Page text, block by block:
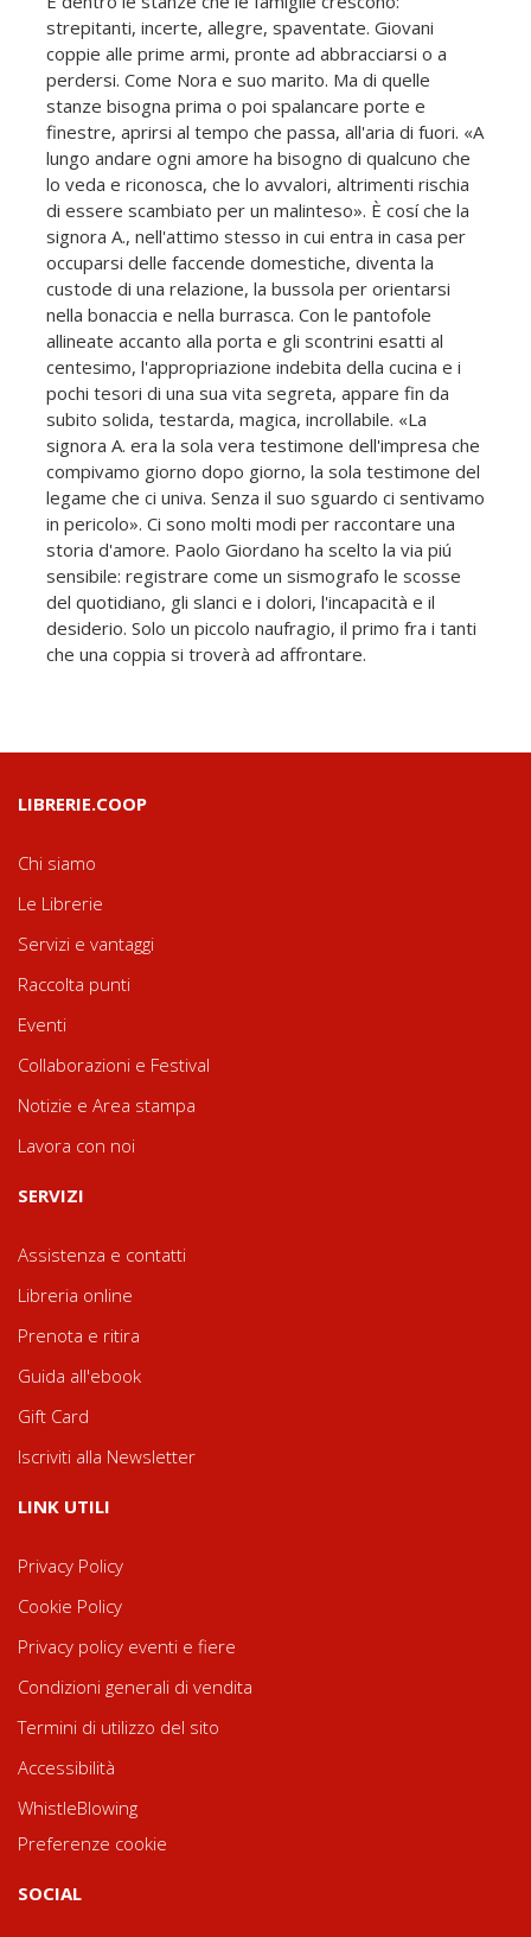
strepitanti, incerte, allegre, spaventate. Giovani
coppie alle prime armi, pronte ad abbracciarsi o a
perdersi. Come Nora e suo marito. Ma di quelle
stanze bisogna prima o poi spalancare porte e
finestre, aprirsi al tempo che passa, all'aria di fuori. «A
lungo andare ogni amore ha bisogno di qualcuno che
lo veda e riconosca, che lo avvalori, altrimenti rischia
di essere scambiato per un malinteso». È cosí che la
signora A., nell'attimo stesso in cui entra in casa per
occuparsi delle faccende domestiche, diventa la
custode di una relazione, la bussola per orientarsi
nella bonaccia e nella burrasca. Con le pantofole
allineate accanto alla porta e gli scontrini esatti al
centesimo, l'appropriazione indebita della cucina e i
pochi tesori di una sua vita segreta, appare fin da
subito solida, testarda, magica, incrollabile. «La
signora A. era la sola vera testimone dell'impresa che
compivamo giorno dopo giorno, la sola testimone del
legame che ci univa. Senza il suo sguardo ci sentivamo
in pericolo». Ci sono molti modi per raccontare una
storia d'amore. Paolo Giordano ha scelto la via piú
sensibile: registrare come un sismografo le scosse
del quotidiano, gli slanci e i dolori, l'incapacità e il
desiderio. Solo un piccolo naufragio, il primo fra i tanti
che una coppia si troverà ad affrontare.
LIBRERIE.COOP
Chi siamo
Le Librerie
Servizi e vantaggi
Raccolta punti
Eventi
Collaborazioni e Festival
Notizie e Area stampa
Lavora con noi
SERVIZI
Assistenza e contatti
Libreria online
Prenota e ritira
Guida all'ebook
Gift Card
Iscriviti alla Newsletter
LINK UTILI
Privacy Policy
Cookie Policy
Privacy policy eventi e fiere
Condizioni generali di vendita
Termini di utilizzo del sito
Accessibilità
WhistleBlowing
Preferenze cookie
SOCIAL